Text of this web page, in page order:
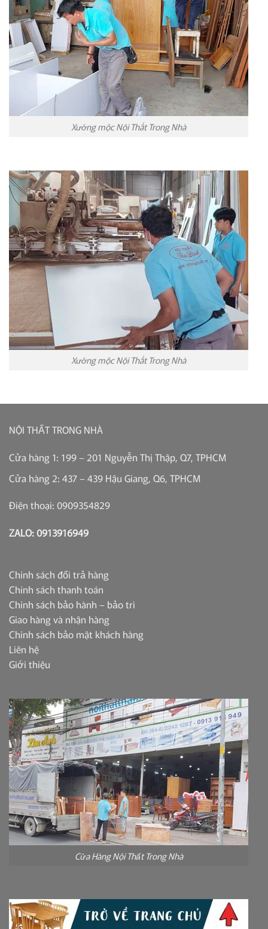
Xưởng mộc Nội Thất Trong Nhà
Xưởng mộc Nội Thất Trong Nhà
NỘI THẤT TRONG NHÀ
Cửa hàng 1: 199 – 201 Nguyễn Thị Thập, Q7, TPHCM
Cửa hàng 2: 437 – 439 Hậu Giang, Q6, TPHCM
Điện thoại: 0909354829
ZALO: 0913916949
Chính sách đổi trả hàng
Chính sách thanh toán
Chính sách bảo hành – bảo trì
Giao hàng và nhận hàng
Chính sách bảo mật khách hàng
Liên hệ
Giới thiệu
Cửa Hàng Nội Thất Trong Nhà